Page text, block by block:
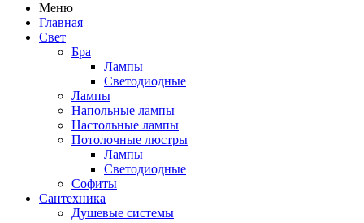
Меню
Главная
Свет
Бра
Лампы
Светодиодные
Лампы
Напольные лампы
Настольные лампы
Потолочные люстры
Лампы
Светодиодные
Софиты
Сантехника
Душевые системы